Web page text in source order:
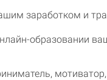
заработком и
образовании